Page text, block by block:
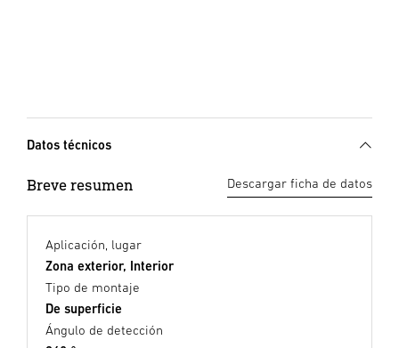
Datos técnicos
Breve resumen Descargar ficha de datos
Aplicación, lugar
Zona exterior, Interior
Tipo de montaje
De superficie
Ángulo de detección